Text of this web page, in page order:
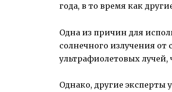
года, в то время как
Одна из причин для
солнечного излучения от
ультрафиолетовых
Однако, другие эксперты